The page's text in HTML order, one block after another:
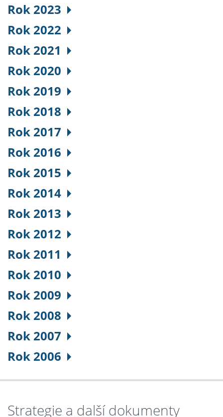
Rok 2023
Rok 2022
Rok 2021
Rok 2020
Rok 2019
Rok 2018
Rok 2017
Rok 2016
Rok 2015
Rok 2014
Rok 2013
Rok 2012
Rok 2011
Rok 2010
Rok 2009
Rok 2008
Rok 2007
Rok 2006
Strategie a další dokumenty